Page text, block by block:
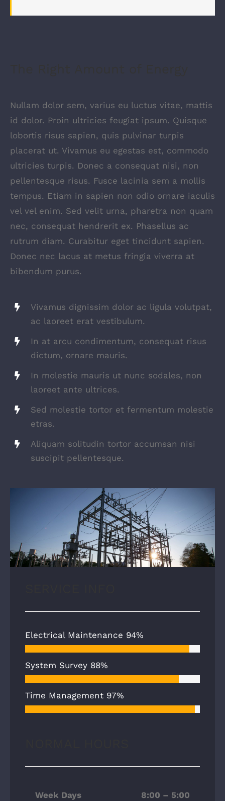
Nullam dolor sem, varius eu luctus vitae, mattis
id dolor. Proin ultricies feugiat ipsum. Quisque
lobortis risus sapien, quis pulvinar turpis
placerat ut. Vivamus eu egestas est, commodo
ultricies turpis. Donec a consequat nisi, non
pellentesque risus. Fusce lacinia sem a mollis
tempus. Etiam in sapien non odio ornare iaculis
vel vel enim. Sed velit urna, pharetra non quam
nec, consequat hendrerit ex. Phasellus ac
rutrum diam. Curabitur eget tincidunt sapien.
Donec nec lacus at metus fringia viverra at
bibendum purus.
Vivamus dignissim dolor ac ligula volutpat,
ac laoreet erat vestibulum.
In at arcu condimentum, consequat risus
dictum, ornare mauris.
In molestie mauris ut nunc sodales, non
laoreet ante ultrices.
Sed molestie tortor et fermentum molestie
etras.
Aliquam solitudin tortor accumsan nisi
suscipit pellentesque.
Electrical Maintenance 94%
System Survey 88%
Time Management 97%
Week Days 8:00 – 5:00